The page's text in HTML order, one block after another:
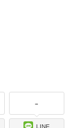
-
LINE